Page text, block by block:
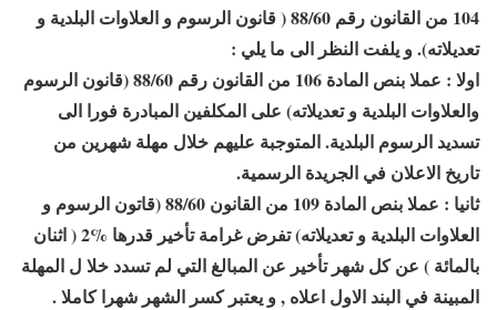
104 من القانون رقم 88/60 ( قانون الرسوم و العلاوات البلدية و
تعديلاته). و يلفت النظر الى ما يلي :
اولا : عملا بنص المادة 106 من القانون رقم 88/60 (قانون الرسوم
والعلاوات البلدية و تعديلاته) على المكلفين المبادرة فورا الى
تسديد الرسوم البلدية. المتوجبة عليهم خلال مهلة شهرين من
تاريخ الاعلان في الجريدة الرسمية.
ثانيا : عملا بنص المادة 109 من القانون 88/60 (قاتون الرسوم و
العلاوات البلدية و تعديلاته) تفرض غرامة تأخير قدرها %2 ( اثنان
بالمائة ) عن كل شهر تأخير عن المبالغ التي لم تسدد خلا ل المهلة
المبينة في البند الاول اعلاه , و يعتبر كسر الشهر شهرا كاملا .